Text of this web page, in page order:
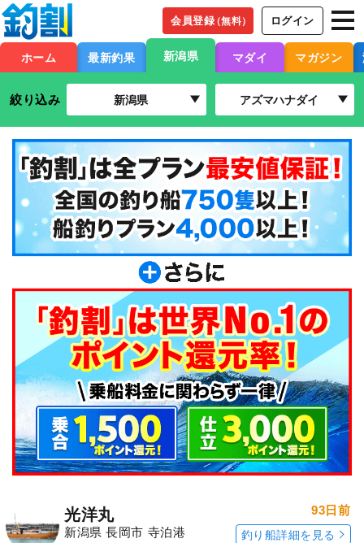
会員登録（無料） ログイン
ホーム 最新釣果 新潟県 マダイ マガジン
絞り込み 新潟県 アズマハナダイ
光洋丸
新潟県 長岡市 寺泊港
93日前
釣り船詳細を見る